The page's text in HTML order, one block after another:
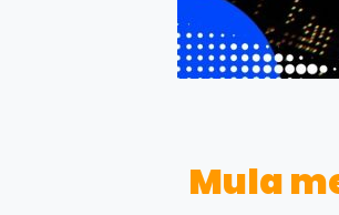
Mula